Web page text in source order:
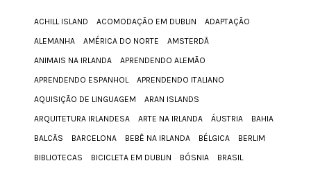
ACHILL ISLAND ACOMODAÇÃO EM DUBLIN
ADAPTAÇÃO
ALEMANHA
AMÉRICA DO NORTE
AMSTERDÃ
ANIMAIS NA IRLANDA
APRENDENDO ALEMÃO
APRENDENDO ESPANHOL
APRENDENDO ITALIANO
AQUISIÇÃO DE LINGUAGEM
ARAN ISLANDS
ARQUITETURA IRLANDESA
ARTE NA IRLANDA ÁUSTRIA
BAHIA
BALCÃS
BARCELONA BEBÊ NA IRLANDA BÉLGICA
BERLIM
BIBLIOTECAS
BICICLETA EM DUBLIN BÓSNIA
BRASIL